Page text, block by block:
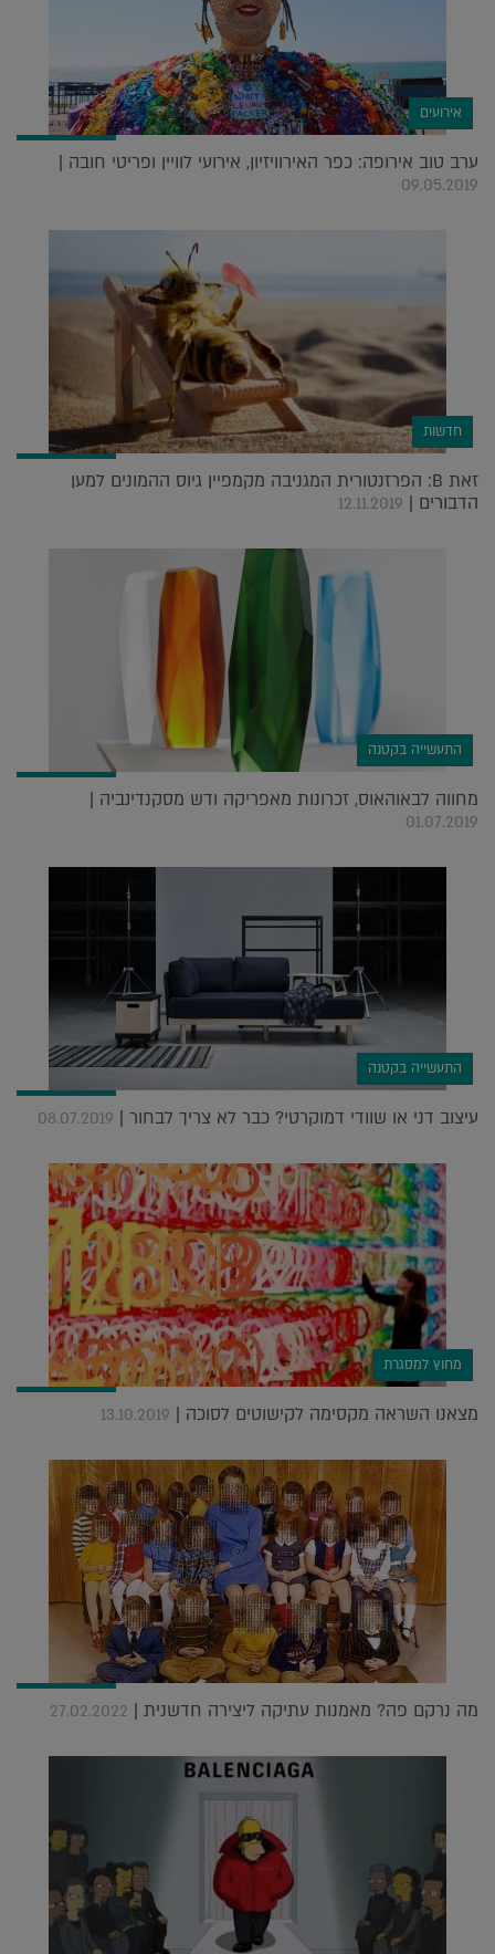
אירועים
ערב טוב אירופה: כפר האירוויזיון, אירועי לוויין ופריטי חובה |
09.05.2019
חדשות
זאת B: הפרזנטורית המגניבה מקמפיין גיוס ההמונים למען
הדבורים | 12.11.2019
התעשייה בקטנה
מחווה לבאוהאוס, זכרונות מאפריקה ודש מסקנדינביה |
01.07.2019
התעשייה בקטנה
עיצוב דני או שוודי דמוקרטי? כבר לא צריך לבחור | 08.07.2019
מחוץ למסגרת
מצאנו השראה מקסימה לקישוטים לסוכה | 13.10.2019
מה נרקם פה? מאמנות עתיקה ליצירה חדשנית | 27.02.2022